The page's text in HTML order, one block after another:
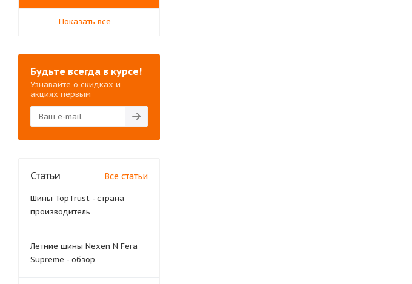
Показать все
Будьте всегда в курсе!
Узнавайте о скидках и
акциях первым
Статьи Все статьи
Шины TopTrust - страна
производитель
Летние шины Nexen N Fera
Supreme - обзор